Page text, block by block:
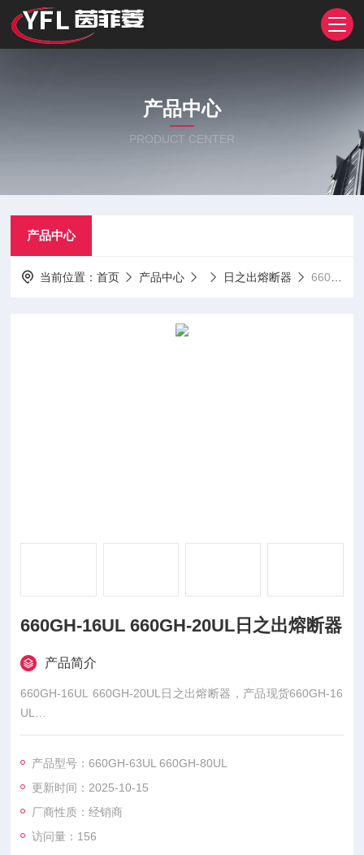
产品中心
PRODUCT CENTER
产品中心
当前位置：首页 产品中心 日之出熔断器 660GH-63UL 660GH-80UL660GH-16UL 660GH-20UL日之出熔断器
660GH-16UL 660GH-20UL日之出熔断器
产品简介
660GH-16UL 660GH-20UL日之出熔断器，产品现货660GH-16
UL
660GH-20UL 660GH-25UL 660GH-32UL 660GH-40UL 660GH
660GH-63UL 660GH-80UL,能用于变压器保护用、电动机保护
等多种类型。
产品型号：660GH-63UL 660GH-80UL
更新时间：2025-10-15
厂商性质：经销商
访问量：156